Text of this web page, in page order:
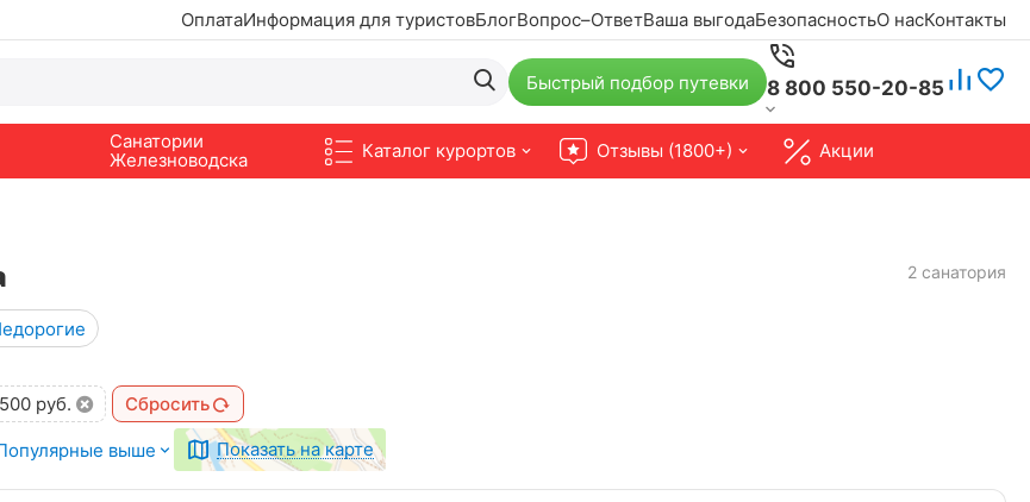
ОплатаИнформация для туристовБлогВопрос–ОтветВаша выгодаБезопасностьО насКонтакты
Быстрый подбор путевки 8 800 550-20-85
Санатории
Железноводска
Каталог курортов Отзывы (1800+) Акции
2 санатория
руб.
Сбросить
выше Показать на карте